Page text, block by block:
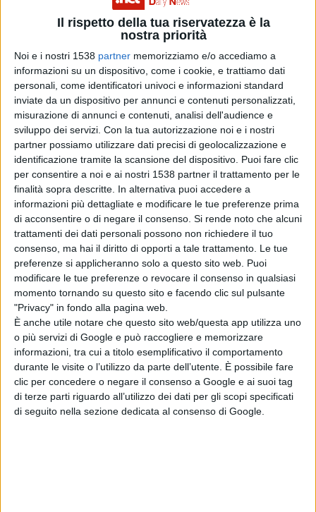
Il rispetto della tua riservatezza è la
nostra priorità
Noi e i nostri 1538 partner memorizziamo e/o accediamo a
informazioni su un dispositivo, come i cookie, e trattiamo dati
personali, come identificatori univoci e informazioni standard
inviate da un dispositivo per annunci e contenuti personalizzati,
misurazione di annunci e contenuti, analisi dell'audience e
sviluppo dei servizi. Con la tua autorizzazione noi e i nostri
partner possiamo utilizzare dati precisi di geolocalizzazione e
identificazione tramite la scansione del dispositivo. Puoi fare clic
per consentire a noi e ai nostri 1538 partner il trattamento per le
finalità sopra descritte. In alternativa puoi accedere a
informazioni più dettagliate e modificare le tue preferenze prima
di acconsentire o di negare il consenso. Si rende noto che alcuni
trattamenti dei dati personali possono non richiedere il tuo
consenso, ma hai il diritto di opporti a tale trattamento. Le tue
preferenze si applicheranno solo a questo sito web. Puoi
modificare le tue preferenze o revocare il consenso in qualsiasi
momento tornando su questo sito e facendo clic sul pulsante
"Privacy" in fondo alla pagina web.
È anche utile notare che questo sito web/questa app utilizza uno
o più servizi di Google e può raccogliere e memorizzare
informazioni, tra cui a titolo esemplificativo il comportamento
durante le visite o l’utilizzo da parte dell’utente. È possibile fare
clic per concedere o negare il consenso a Google e ai suoi tag
di terze parti riguardo all’utilizzo dei dati per gli scopi specificati
di seguito nella sezione dedicata al consenso di Google.
Articolo successivo
CHIARA DELLO IACOVO: È USCITO IL NUOVO
SINGOLO "NESSUNO SPOSTA I PIEDI"
Articolo precedente
UNA FOTO AL GIORNO: Scalinata per passaggio
sotterraneo in V Gorizia